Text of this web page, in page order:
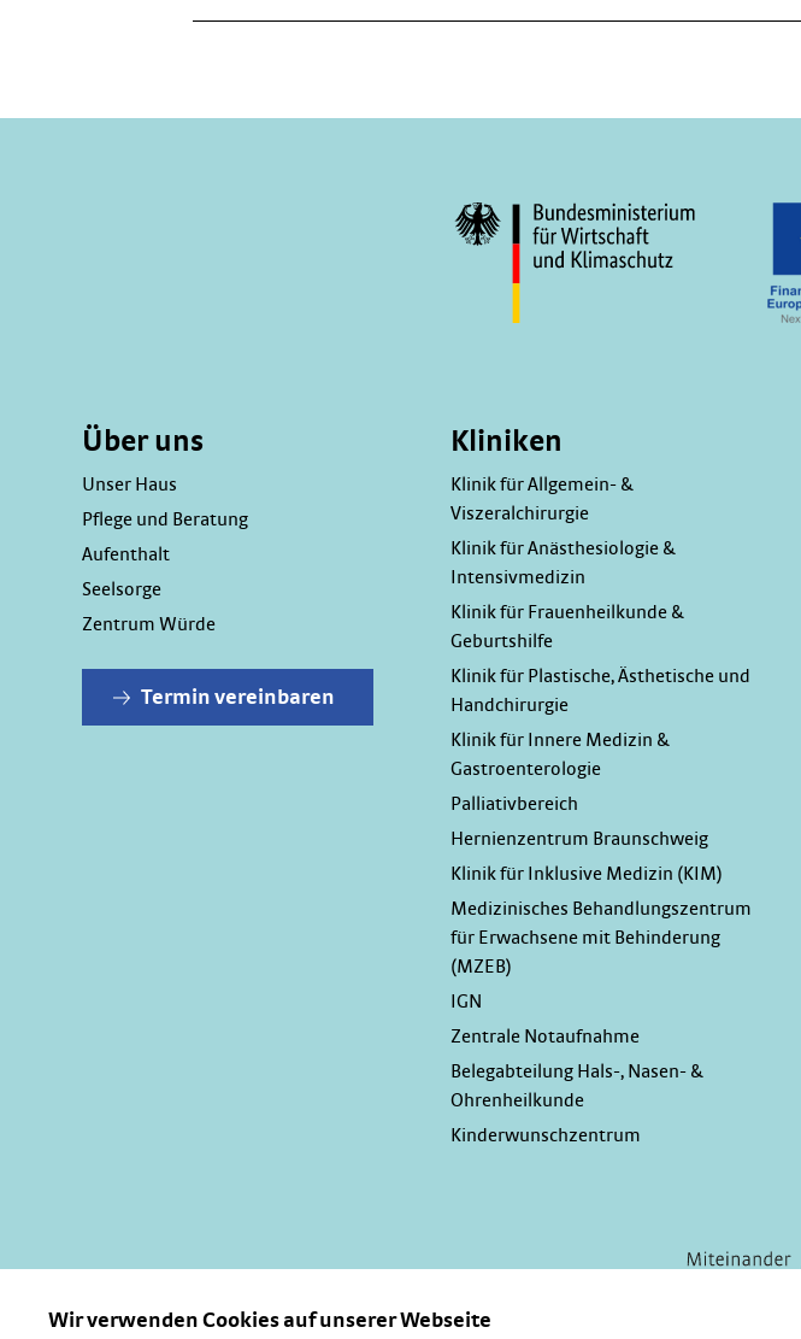
Über uns
Unser Haus
Pflege und Beratung
Aufenthalt
Seelsorge
Zentrum Würde
Termin vereinbaren
Kliniken
Klinik für Allgemein- &
Viszeralchirurgie
Klinik für Anästhesiologie &
Intensivmedizin
Klinik für Frauenheilkunde &
Geburtshilfe
Klinik für Plastische, Ästhetische und
Handchirurgie
Klinik für Innere Medizin &
Gastroenterologie
Palliativbereich
Hernienzentrum Braunschweig
Klinik für Inklusive Medizin (KIM)
Medizinisches Behandlungszentrum
für Erwachsene mit Behinderung
(MZEB)
IGN
Zentrale Notaufnahme
Belegabteilung Hals-, Nasen- &
Ohrenheilkunde
Kinderwunschzentrum
Wir verwenden Cookies auf unserer Webseite